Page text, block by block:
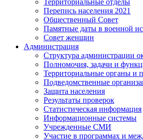
Территориальные отделы
Перепись населения 2021
Общественный Совет
Памятные даты в военной
Совет женщин
Администрация
Структура администрации
Полномочия, задачи и
Территориальные органы и
Подведомственные
Защита населения
Результаты проверок
Статистическая информация
Информационные системы
Учрежденные СМИ
Участие в программах и